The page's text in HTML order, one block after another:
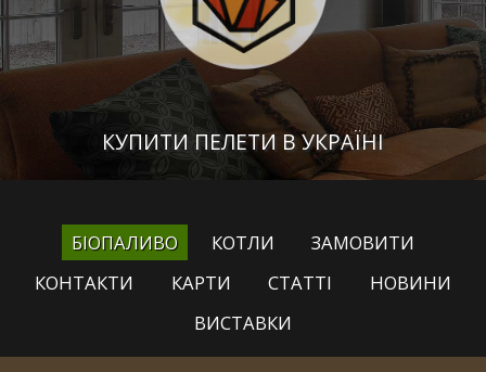
КУПИТИ ПЕЛЕТИ В УКРАЇНІ
БІОПАЛИВО КОТЛИ
ЗАМОВИТИ
КОНТАКТИ
КАРТИ СТАТТІ
НОВИНИ
ВИСТАВКИ